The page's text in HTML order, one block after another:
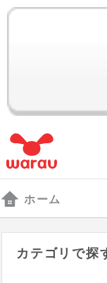
ホーム
カテゴリで探